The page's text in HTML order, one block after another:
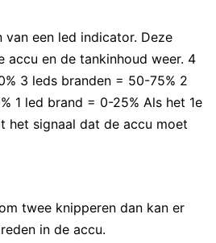
van een led indicator. Deze
accu en de tankinhoud weer. 4
3 leds branden = 50-75% 2
1 led brand = 0-25% Als het 1e
het signaal dat de accu moet
twee knipperen dan kan er
in de accu.